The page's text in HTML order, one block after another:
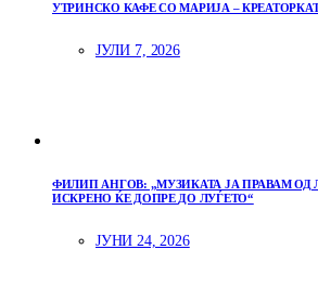
УТРИНСКО КАФЕ СО МАРИЈА –
ЈУЛИ 7, 2026
ФИЛИП АНГОВ: „МУЗИКАТА ЈА ПРАВАМ ОД
ИСКРЕНО ЌЕ ДОПРЕ ДО ЛУЃЕТО“
ЈУНИ 24, 2026